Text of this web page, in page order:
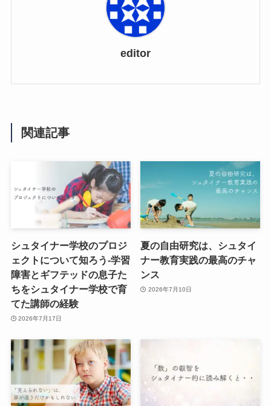
editor
関連記事
シュタイナー学校のプロジ
ェクトについて知ろう-学習
障害とギフテッドの息子た
ちをシュタイナー学校で育
てた講師の経験
2026年7月17日
夏の自由研究は、シュタイ
ナー教育実践の最高のチャ
ンス
2026年7月10日